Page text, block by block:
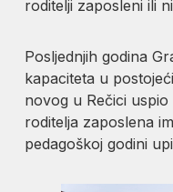
roditelji zaposleni ili
Posljednjih godina
kapaciteta u
novog u Rečici
roditelja zaposlena
pedagoškoj godini